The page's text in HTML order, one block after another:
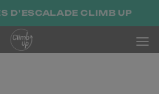
D'ESCALADE CLIMB UP